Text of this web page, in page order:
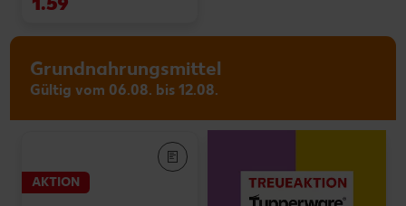
Grundnahrungsmittel
Gültig vom 06.08. bis 12.08.
AKTION